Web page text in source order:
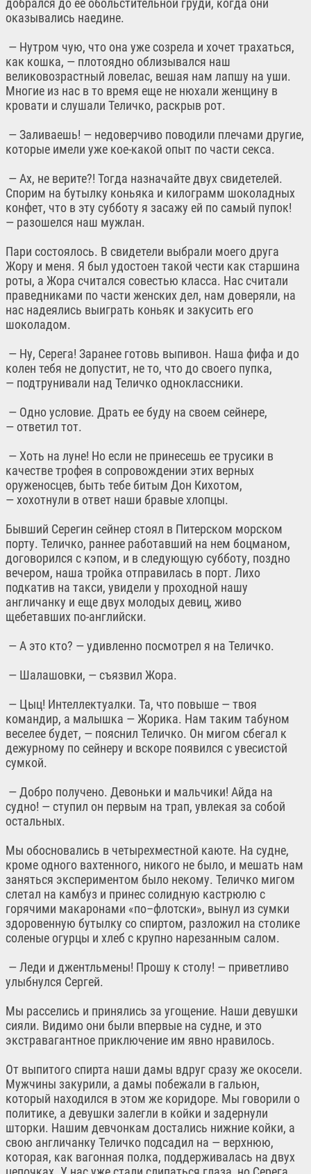
добрался до ее обольстительной груди, когда они
оказывались наедине.
— Нутром чую, что она уже созрела и хочет трахаться,
как кошка, — плотоядно облизывался наш
великовозрастный ловелас, вешая нам лапшу на уши.
Многие из нас в то время еще не нюхали женщину в
кровати и слушали Теличко, раскрыв рот.
— Заливаешь! — недоверчиво поводили плечами другие,
которые имели уже кое-какой опыт по части секса.
— Ах, не верите?! Тогда назначайте двух свидетелей.
Спорим на бутылку коньяка и килограмм шоколадных
конфет, что в эту субботу я засажу ей по самый пупок!
— разошелся наш мужлан.
Пари состоялось. В свидетели выбрали моего друга
Жору и меня. Я был удостоен такой чести как старшина
роты, а Жора считался совестью класса. Нас считали
праведниками по части женских дел, нам доверяли, на
нас надеялись выиграть коньяк и закусить его
шоколадом.
— Ну, Серега! Заранее готовь выпивон. Наша фифа и до
колен тебя не допустит, не то, что до своего пупка,
— подтрунивали над Теличко одноклассники.
— Одно условие. Драть ее буду на своем сейнере,
— ответил тот.
— Хоть на луне! Но если не принесешь ее трусики в
качестве трофея в сопровождении этих верных
оруженосцев, быть тебе битым Дон Кихотом,
— хохотнули в ответ наши бравые хлопцы.
Бывший Серегин сейнер стоял в Питерском морском
порту. Теличко, раннее работавший на нем боцманом,
договорился с кэпом, и в следующую субботу, поздно
вечером, наша тройка отправилась в порт. Лихо
подкатив на такси, увидели у проходной нашу
англичанку и еще двух молодых девиц, живо
щебетавших по-английски.
— А это кто? — удивленно посмотрел я на Теличко.
— Шалашовки, — съязвил Жора.
— Цыц! Интеллектуалки. Та, что повыше — твоя
командир, а малышка — Жорика. Нам таким табуном
веселее будет, — пояснил Теличко. Он мигом сбегал к
дежурному по сейнеру и вскоре появился с увесистой
сумкой.
— Добро получено. Девоньки и мальчики! Айда на
судно! — ступил он первым на трап, увлекая за собой
остальных.
Мы обосновались в четырехместной каюте. На судне,
кроме одного вахтенного, никого не было, и мешать нам
заняться экспериментом было некому. Теличко мигом
слетал на камбуз и принес солидную кастрюлю с
горячими макаронами «по–флотски», вынул из сумки
здоровенную бутылку со спиртом, разложил на столике
соленые огурцы и хлеб с крупно нарезанным салом.
— Леди и джентльмены! Прошу к столу! — приветливо
улыбнулся Сергей.
Мы расселись и принялись за угощение. Наши девушки
сияли. Видимо они были впервые на судне, и это
экстравагантное приключение им явно нравилось.
От выпитого спирта наши дамы вдруг сразу же окосели.
Мужчины закурили, а дамы побежали в гальюн,
который находился в этом же коридоре. Мы говорили о
политике, а девушки залегли в койки и задернули
шторки. Нашим девчонкам достались нижние койки, а
свою англичанку Теличко подсадил на — верхнюю,
которая, как вагонная полка, поддерживалась на двух